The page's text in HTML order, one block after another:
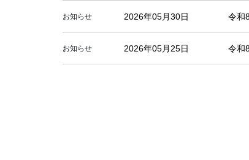
お知らせ 2026年05月30日 令和
お知らせ 2026年05月25日 令和